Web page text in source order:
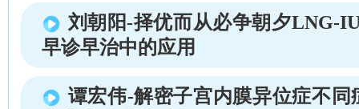
刘朝阳-择优而从必争朝夕LNG-
早诊早治中的应用
谭宏伟-解密子宫内膜异位症不同